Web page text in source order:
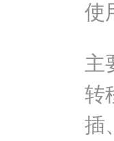
使
主
转
插